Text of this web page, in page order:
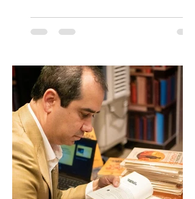
en la escena global. MIAMI, FL (3 de agosto
de 2026) — FloyyMenor ha sido
Under 21 por tercer año consecutivo,
formando parte una vez más de la
selección anual de la publicación que
destaca a los artistas menores de 21 años
más influyentes de la industria musical.
Este reconocimiento reaf